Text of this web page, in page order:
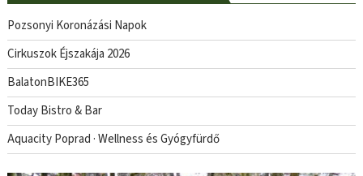
Pozsonyi Koronázási Napok
Cirkuszok Éjszakája 2026
BalatonBIKE365
Today Bistro & Bar
Aquacity Poprad · Wellness és Gyógyfürdő